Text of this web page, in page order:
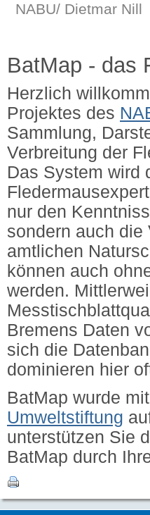
NABU/ Dietmar Nill
BatMap - das
Herzlich
Projektes des
Sammlung,
Verbreitung der
Das System wird
nur den
sondern auch die
amtlichen
können auch
werden.
Bremens Daten
sich die
dominieren hier
BatMap wurde
Umweltstiftung
unterstützen Sie
BatMap durch